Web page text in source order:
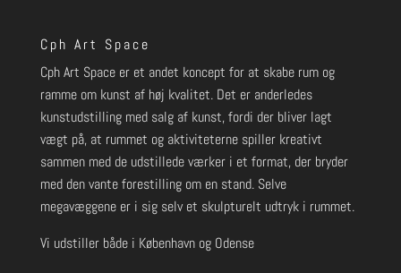
Cph Art Space
Cph Art Space er et andet koncept for at skabe rum og
ramme om kunst af høj kvalitet. Det er anderledes
kunstudstilling med salg af kunst, fordi der bliver lagt
vægt på, at rummet og aktiviteterne spiller kreativt
sammen med de udstillede værker i et format, der bryder
med den vante forestilling om en stand. Selve
megavæggene er i sig selv et skulpturelt udtryk i rummet.
Vi udstiller både i København og Odense